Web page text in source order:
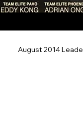
August 2014